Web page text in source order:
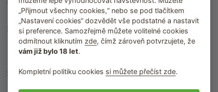
mýdla, napěňte teplou vodou a opláchněte. Spotřebujte do 12
měsíců od otevření.
Složení: Aqua, Ammonium Laureth Sulphate, Cocamidopropyl
Betaine, PEG-4 Rapeseedamide, Parfum, Sodium Chloride,
Allantoin, Disodium EDTA, Tocopheryl Acetate, Aloe Barbadensis
Leaf Juice Powder, Maltodextrin, Phenoxyethanol, Benzoic Acid,
Výrobce: English Soap Company (Velká Británie)
„Přijmout všechny cookies,“ nebo se pod tlačítkem
„Nastavení cookies“ dozvědět vše podstatné a nastavit
si preference. Samozřejmě můžete volitelné cookies
odmítnout kliknutím zde, čímž zároveň potvrzujete, že
vám již bylo 18 let.
Kompletní politiku cookies si můžete přečíst zde.